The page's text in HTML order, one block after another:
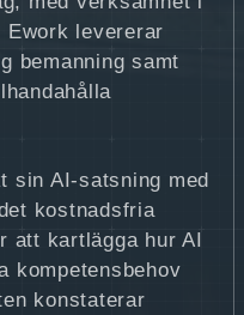
Ework levererar
bemanning samt
sin AI-satsning med
kostnadsfria
kartlägga hur AI
kompetensbehov
konstaterar